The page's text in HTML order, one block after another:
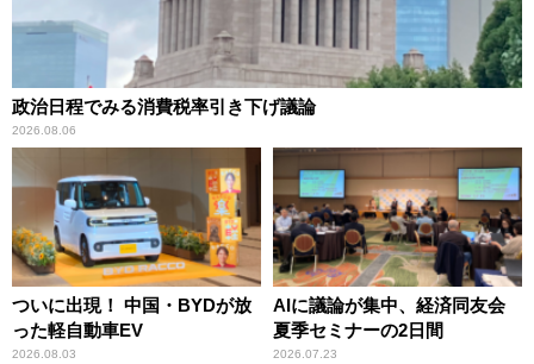
政治日程でみる消費税率引き下げ議論
2026.08.06
ついに出現！ 中国・BYDが放
った軽自動車EV
2026.08.03
AIに議論が集中、経済同友会
夏季セミナーの2日間
2026.07.23